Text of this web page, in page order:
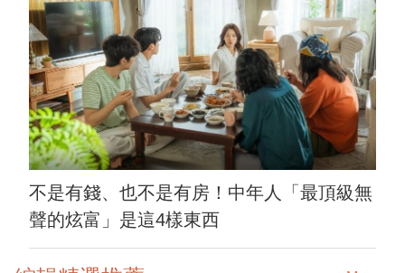
不是有錢、也不是有房！中年人「最頂級無
聲的炫富」是這4樣東西